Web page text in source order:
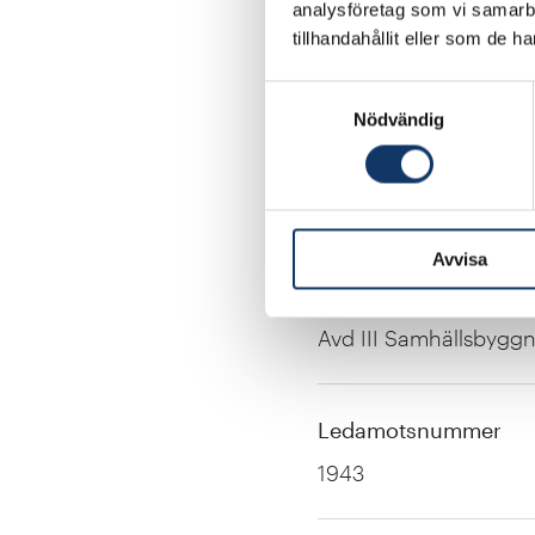
analysföretag som vi
tillhandahållit eller som de
Nödvändig
Avvisa
Akademisk titel
CEO
Avdelning
Avd III
Ledamotsnummer
1943